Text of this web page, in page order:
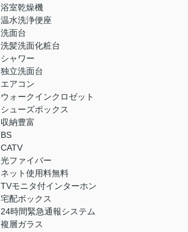
浴室乾燥機
温水洗浄便座
洗面台
洗髪洗面化粧台
シャワー
独立洗面台
エアコン
ウォークインクロゼット
シューズボックス
収納豊富
BS
CATV
光ファイバー
ネット使用料無料
TVモニタ付インターホン
宅配ボックス
24時間緊急通報システム
複層ガラス